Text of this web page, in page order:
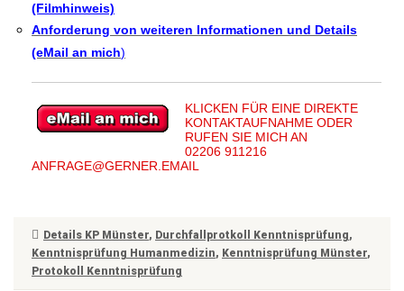
(Filmhinweis)
Anforderung von weiteren Informationen und Details
(eMail an mich)
KLICKEN FÜR EINE DIREKTE
KONTAKTAUFNAHME ODER
RUFEN SIE MICH AN
02206 911216
ANFRAGE@GERNER.EMAIL
Details KP Münster, Durchfallprotkoll Kenntnisprüfung,
Kenntnisprüfung Humanmedizin, Kenntnisprüfung Münster,
Protokoll Kenntnisprüfung